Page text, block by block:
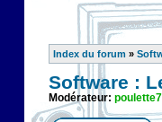
Index du forum »
Software :
Modérateur: